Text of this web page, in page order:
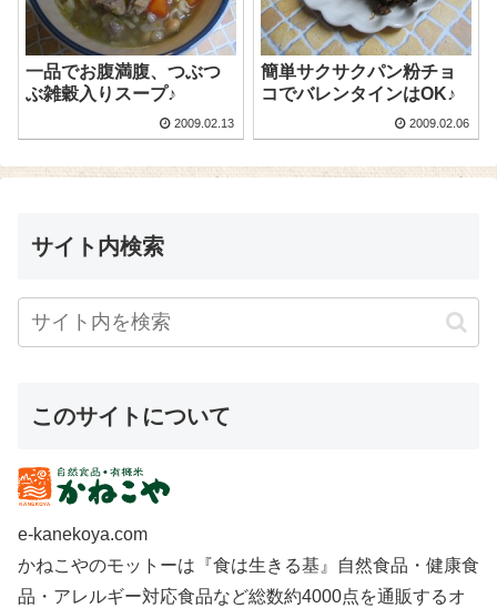
一品でお腹満腹、つぶつ
ぶ雑穀入りスープ♪
2009.02.13
簡単サクサクパン粉チョ
コでバレンタインはOK♪
2009.02.06
サイト内検索
このサイトについて
e-kanekoya.com
かねこやのモットーは『食は生きる基』自然食品・健康食
品・アレルギー対応食品など総数約4000点を通販するオ